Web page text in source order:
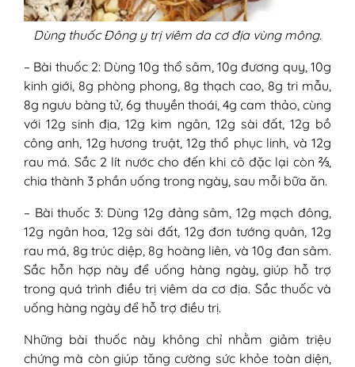
Dùng thuốc Đông y trị viêm da cơ địa vùng mông.
– Bài thuốc 2: Dùng 10g thổ sâm, 10g đương quy, 10g
kinh giới, 8g phòng phong, 8g thạch cao, 8g tri mẫu,
8g ngưu bàng tử, 6g thuyền thoái, 4g cam thảo, cùng
với 12g sinh địa, 12g kim ngân, 12g sài đất, 12g bồ
công anh, 12g hương truật, 12g thổ phục linh, và 12g
rau má. Sắc 2 lít nước cho đến khi cô đặc lại còn ⅔,
chia thành 3 phần uống trong ngày, sau mỗi bữa ăn.
– Bài thuốc 3: Dùng 12g đảng sâm, 12g mạch đông,
12g ngân hoa, 12g sài đất, 12g đơn tướng quân, 12g
rau má, 8g trúc diệp, 8g hoàng liên, và 10g đan sâm.
Sắc hỗn hợp này để uống hàng ngày, giúp hỗ trợ
trong quá trình điều trị viêm da cơ địa. Sắc thuốc và
uống hàng ngày để hỗ trợ điều trị.
Những bài thuốc này không chỉ nhằm giảm triệu
chứng mà còn giúp tăng cường sức khỏe toàn diện,